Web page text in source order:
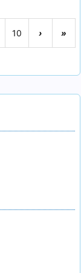
10 › »